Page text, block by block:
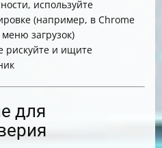
используйте
(например, в Chrome
загрузок)
рискуйте и ищите
для